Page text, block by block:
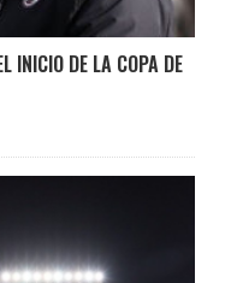
INICIO DE LA COPA DE